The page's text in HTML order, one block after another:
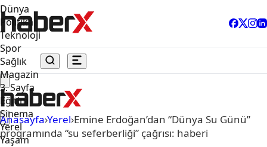
Dünya
Politika
Teknoloji
Spor
Sağlık
Magazin
3. Sayfa
Eğitim
Sinema
Yerel
Yaşam
Anasayfa›Yerel›Emine Erdoğan’dan “Dünya Su Günü”
programında “su seferberliği” çağrısı: haberi